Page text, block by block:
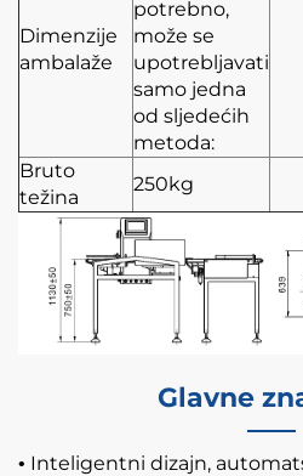
Dimenzije
ambalaže
potrebno,
može se
upotrebljavati
samo jedna
od sljedećih
metoda:
Bruto
težina
250kg
Glavne
• Inteligentni dizajn,